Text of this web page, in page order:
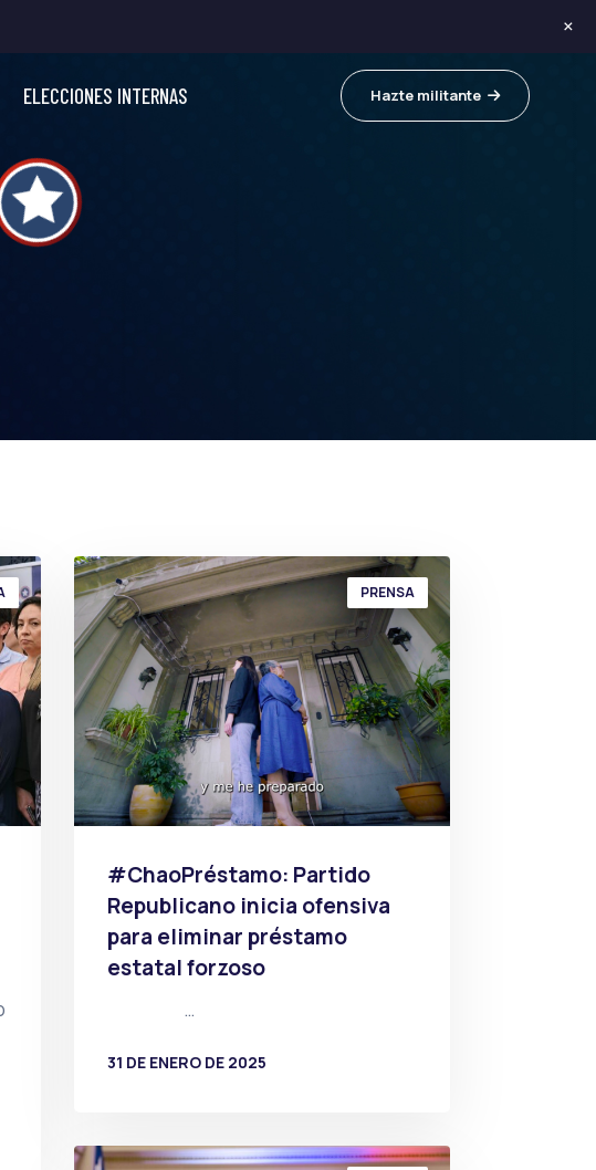
×
ELECCIONES INTERNAS Hazte militante
PRENSA
#ChaoPréstamo: Partido
Republicano inicia ofensiva
para eliminar préstamo
estatal forzoso
…
31 DE ENERO DE 2025